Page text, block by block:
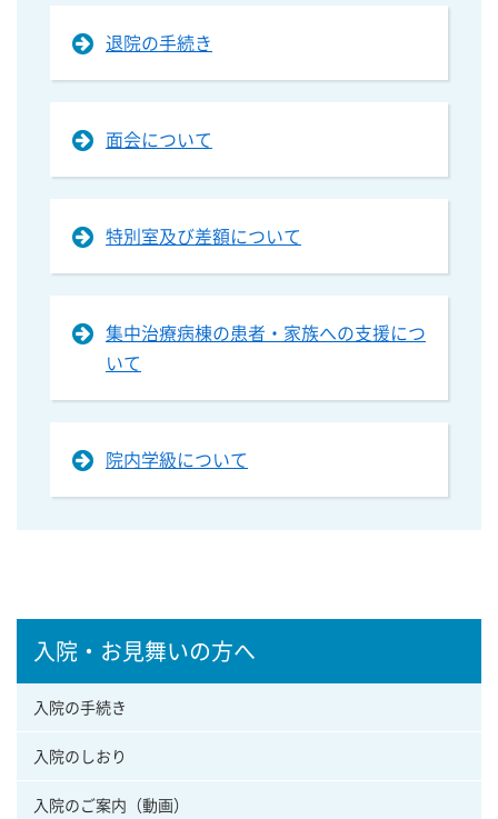
退院の手続き
面会について
特別室及び差額について
集中治療病棟の患者・家族への支援につ
いて
院内学級について
入院・お見舞いの方へ
入院の手続き
入院のしおり
入院のご案内（動画）